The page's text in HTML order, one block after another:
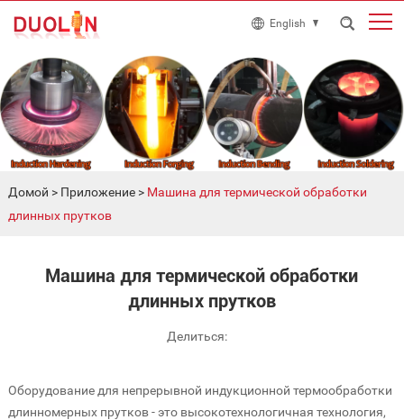
English
Домой > Приложение> Машина для термической обработки
длинных прутков
Машина для термической обработки
длинных прутков
Делиться:
Оборудование для непрерывной индукционной термообработки
длинномерных прутков - это высокотехнологичная технология,